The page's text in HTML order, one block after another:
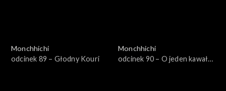
Monchhichi
odcinek 89 – Głodny Kouri
Monchhichi
odcinek 90 – O jeden kawał